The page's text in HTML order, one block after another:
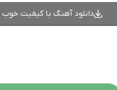
دانلود آهنگ با کیفیت خوب 128